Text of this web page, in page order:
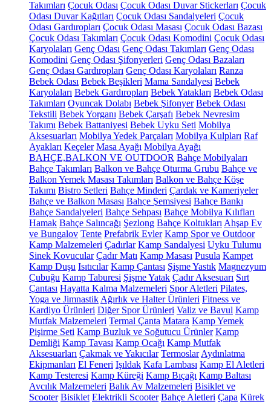
Takımları Çocuk Odası Çocuk Odası Duvar Stickerları Çocuk
Odası Duvar Kağıtları Çocuk Odası Sandalyeleri Çocuk
Odası Gardıropları Çocuk Odası Masası Çocuk Odası Bazası
Çocuk Odası Takımları Çocuk Odası Komodini Çocuk Odası
Karyolaları Genç Odası Genç Odası Takımları Genç Odası
Komodini Genç Odası Şifonyerleri Genç Odası Bazaları
Genç Odası Gardıropları Genç Odası Karyolaları Ranza
Bebek Odası Bebek Beşikleri Mama Sandalyesi Bebek
Karyolaları Bebek Gardıropları Bebek Yatakları Bebek Odası
Takımları Oyuncak Dolabı Bebek Şifonyer Bebek Odası
Tekstili Bebek Yorganı Bebek Çarşafı Bebek Nevresim
Takımı Bebek Battaniyesi Bebek Uyku Seti Mobilya
Aksesuarları Mobilya Yedek Parçaları Mobilya Kulpları Raf
Ayakları Keçeler Masa Ayağı Mobilya Ayağı
BAHÇE,BALKON VE OUTDOOR Bahçe Mobilyaları
Bahçe Takımları Balkon ve Bahçe Oturma Grubu Bahçe ve
Balkon Yemek Masası Takımları Balkon ve Bahçe Köşe
Takımı Bistro Setleri Bahçe Minderi Çardak ve Kameriyeler
Bahçe ve Balkon Masası Bahçe Şemsiyesi Bahçe Bankı
Bahçe Sandalyeleri Bahçe Sehpası Bahçe Mobilya Kılıfları
Hamak Bahçe Salıncağı Şezlong Bahçe Koltukları Ahşap Ev
ve Bungalov Tente Prefabrik Evler Kamp Spor ve Outdoor
Kamp Malzemeleri Çadırlar Kamp Sandalyesi Uyku Tulumu
Sinek Kovucular Çadır Matı Kamp Masası Pusula Kampet
Kamp Duşu Isıtıcılar Kamp Çantası Şişme Yastık Magnezyum
Çubuğu Kamp Taburesi Şişme Yatak Çadır Aksesuarı Sırt
Çantası Hayatta Kalma Malzemeleri Spor Aletleri Pilates,
Yoga ve Jimnastik Ağırlık ve Halter Ürünleri Fitness ve
Kardiyo Ürünleri Diğer Spor Ürünleri Valiz ve Bavul Kamp
Mutfak Malzemeleri Termal Çanta Matara Kamp Yemek
Pişirme Seti Kamp Buzluk ve Soğutucu Ürünler Kamp
Demliği Kamp Tavası Kamp Ocağı Kamp Mutfak
Aksesuarları Çakmak ve Yakıcılar Termoslar Aydınlatma
Ekipmanları El Feneri Işıldak Kafa Lambası Kamp El Aletleri
Kamp Testeresi Kamp Küreği Kamp Bıçağı Kamp Baltası
Avcılık Malzemeleri Balık Av Malzemeleri Bisiklet ve
Scooter Bisiklet Elektrikli Scooter Bahçe Aletleri Çapa Kürek